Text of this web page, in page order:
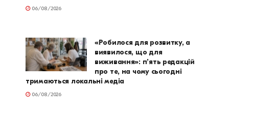
06/08/2026
«Робилося для розвитку, а
виявилося, що для
виживання»: п’ять редакцій
про те, на чому сьогодні
тримаються локальні медіа
06/08/2026